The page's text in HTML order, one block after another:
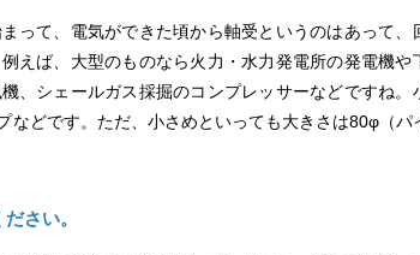
って、電気ができた頃から軸受というのはあって、
えば、大型のものなら火力・水力発電所の発電機や
、シェールガス採掘のコンプレッサーなどですね。
どです。ただ、小さめといっても大きさは80φ（パ
さい。